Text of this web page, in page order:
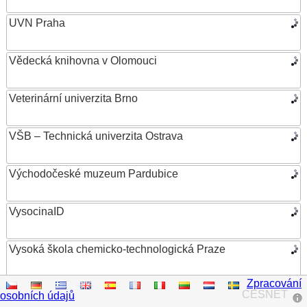
UVN Praha
Vědecká knihovna v Olomouci
Veterinární univerzita Brno
VŠB – Technická univerzita Ostrava
Východočeské muzeum Pardubice
VysocinaID
Vysoká škola chemicko-technologická Praze
Vysoká škola ekonomická v Praze
CESNET
Zpracování
osobních údajů